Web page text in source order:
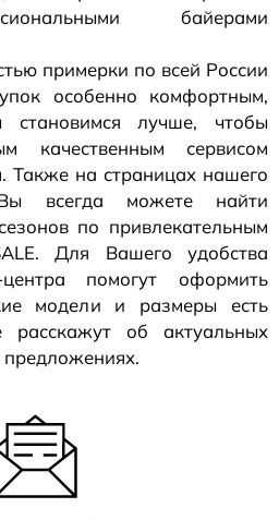
байерами
примерки по всей России
особенно комфортным,
лучше, чтобы
качественным сервисом
Также на страницах нашего
всегда можете найти
по привлекательным
Для Вашего удобства
помогут оформить
модели и размеры есть
об актуальных
предложениях.